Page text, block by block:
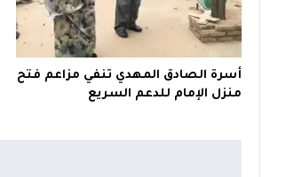
أسرة الصادق المهدي تنفي مزاعم فتح
منزل الإمام للدعم السريع